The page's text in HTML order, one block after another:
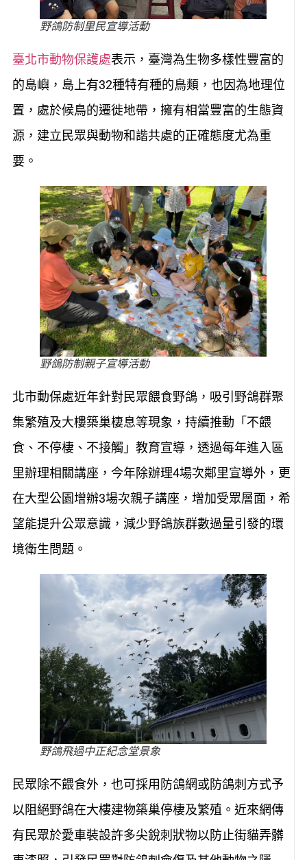
野鴿防制里民宣導活動
臺北市動物保護處表示，臺灣為生物多樣性豐富的
的島嶼，島上有32種特有種的鳥類，也因為地理位
置，處於候鳥的遷徙地帶，擁有相當豐富的生態資
源，建立民眾與動物和諧共處的正確態度尤為重
要。
野鴿防制親子宣導活動
北市動保處近年針對民眾餵食野鴿，吸引野鴿群聚
集繁殖及大樓築巢棲息等現象，持續推動「不餵
食、不停棲、不接觸」教育宣導，透過每年進入區
里辦理相關講座，今年除辦理4場次鄰里宣導外，更
在大型公園增辦3場次親子講座，增加受眾層面，希
望能提升公眾意識，減少野鴿族群數過量引發的環
境衛生問題。
野鴿飛過中正紀念堂景象
民眾除不餵食外，也可採用防鴿網或防鴿刺方式予
以阻絕野鴿在大樓建物築巢停棲及繁殖。近來網傳
有民眾於愛車裝設許多尖銳刺狀物以防止街貓弄髒